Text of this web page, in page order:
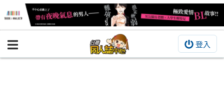
登入
BOOKY書集倉庫